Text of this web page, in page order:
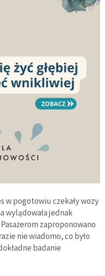
w pogotowiu czekały wozy
wylądowała jednak
zaproponowano
nie wiadomo, co było
badanie